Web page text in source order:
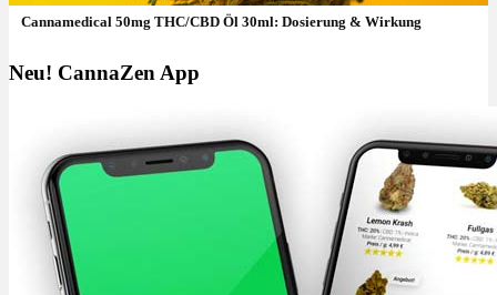
Cannamedical 50mg THC/CBD Öl 30ml: Dosierung & Wirkung
Neu! CannaZen App